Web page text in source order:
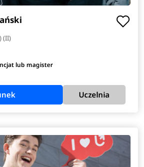
(II)
lub magister
Uczelnia